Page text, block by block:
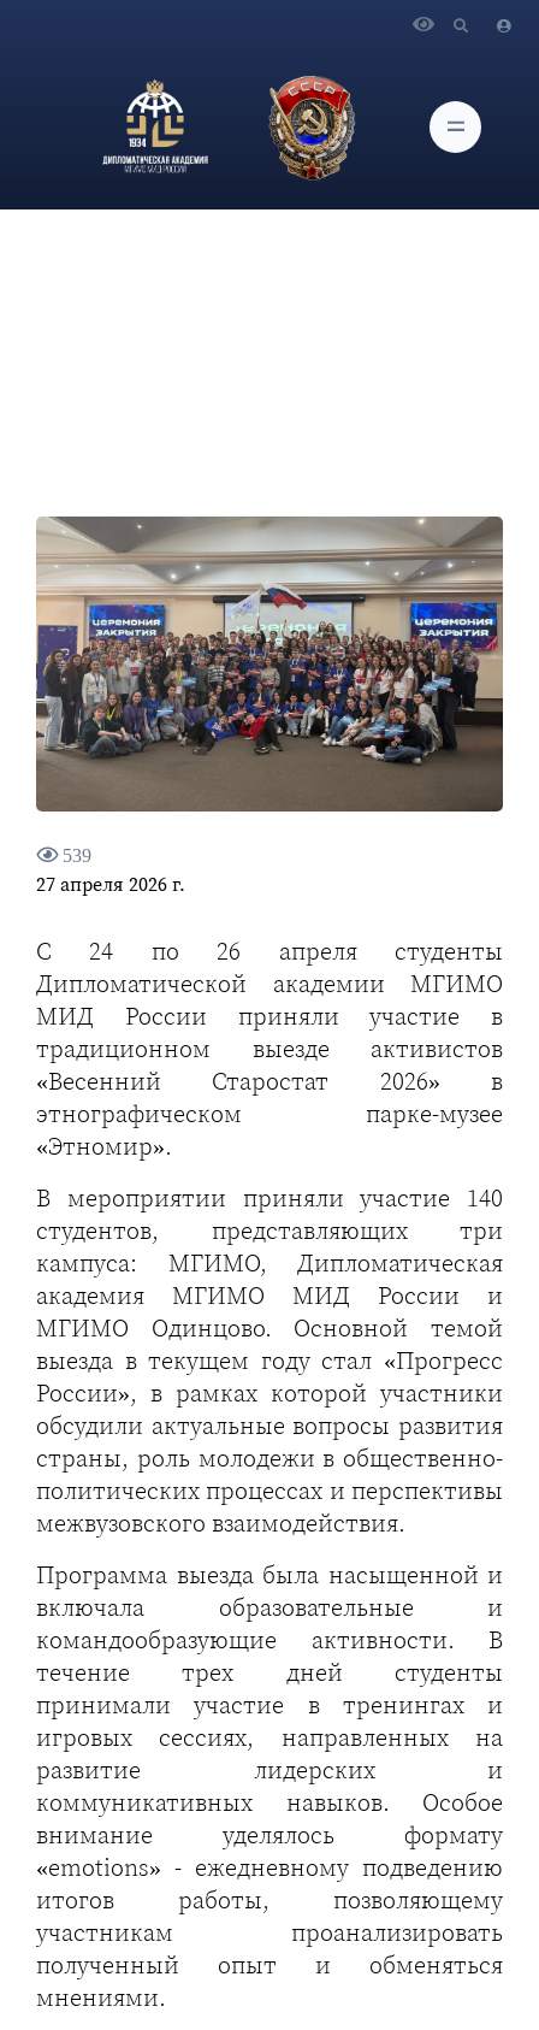
России приняли участие в традиционном выезде активистов
«Весенний Старостат 2026» в этнографическом парке-музее
539
27 апреля 2026 г.
С 24 по 26 апреля студенты
Дипломатической академии МГИМО
МИД России приняли участие в
традиционном выезде активистов
«Весенний Старостат 2026» в
этнографическом парке-музее
«Этномир».
В мероприятии приняли участие 140
студентов, представляющих три
кампуса: МГИМО, Дипломатическая
академия МГИМО МИД России и
МГИМО Одинцово. Основной темой
выезда в текущем году стал «Прогресс
России», в рамках которой участники
обсудили актуальные вопросы развития
страны, роль молодежи в общественно-
политических процессах и перспективы
межвузовского взаимодействия.
Программа выезда была насыщенной и
включала образовательные и
командообразующие активности. В
течение трех дней студенты
принимали участие в тренингах и
игровых сессиях, направленных на
развитие лидерских и
коммуникативных навыков. Особое
внимание уделялось формату
«emotions» - ежедневному подведению
итогов работы, позволяющему
участникам проанализировать
полученный опыт и обменяться
мнениями.